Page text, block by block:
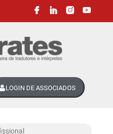
LOGIN DE ASSOCIADOS